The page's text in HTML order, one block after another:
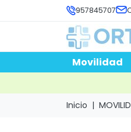
957845707
Movilidad
Inicio